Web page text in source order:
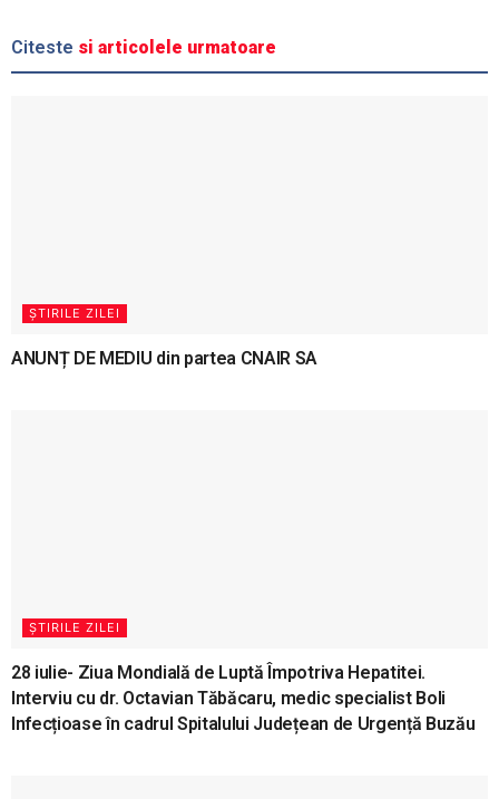
Citeste si articolele urmatoare
ȘTIRILE ZILEI
ANUNȚ DE MEDIU din partea CNAIR SA
ȘTIRILE ZILEI
28 iulie- Ziua Mondială de Luptă Împotriva Hepatitei.
Interviu cu dr. Octavian Tăbăcaru, medic specialist Boli
Infecțioase în cadrul Spitalului Județean de Urgență Buzău